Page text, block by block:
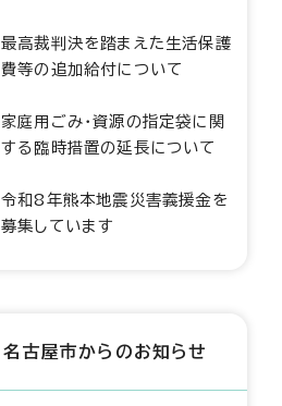
最高裁判決を踏まえた生活保護
費等の追加給付について
家庭用ごみ・資源の指定袋に関
する臨時措置の延長について
令和8年熊本地震災害義援金を
募集しています
名古屋市からのお知らせ